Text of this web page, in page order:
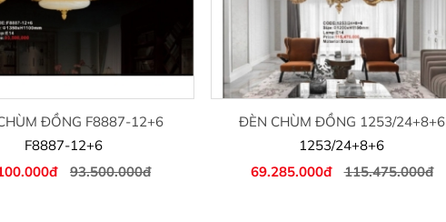
ĐỒNG F8887-12+6
F8887-12+6
93.500.000đ
ĐÈN CHÙM ĐỒNG 1253/24+8+6
1253/24+8+6
69.285.000đ
115.475.000đ